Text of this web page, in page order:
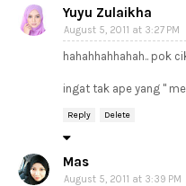
Yuyu Zulaikha
August 5, 2011 at 3:27 PM
hahahhahhahah.. pok
ingat tak ape yang "
Reply Delete
Mas
August 5, 2011 at 3:39 PM